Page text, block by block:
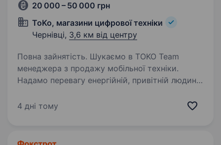
20 000 – 50 000 грн
ToKo, магазини цифрової техніки
Чернівці, 3,6 км від центру
Повна зайнятість. Шукаємо в TOKO Team
менеджера з продажу мобільної техніки.
Надамо перевагу енергійній, привітній людині,
підхід до клієнта. А якщо ти маєш досвід
4 дні тому